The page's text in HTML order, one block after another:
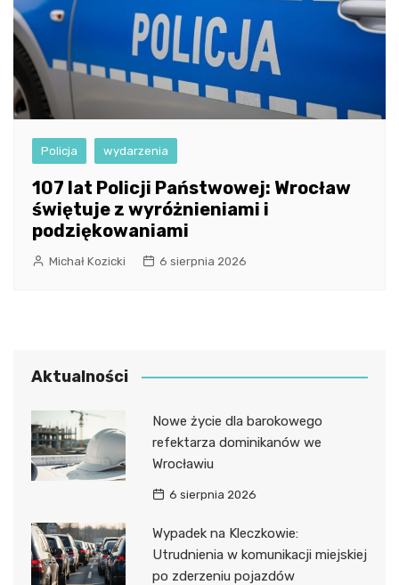
Policja wydarzenia
107 lat Policji Państwowej: Wrocław
świętuje z wyróżnieniami i
podziękowaniami
Michał Kozicki 6 sierpnia 2026
Aktualności
Nowe życie dla barokowego
refektarza dominikanów we
Wrocławiu
6 sierpnia 2026
Wypadek na Kleczkowie:
Utrudnienia w komunikacji miejskiej
po zderzeniu pojazdów